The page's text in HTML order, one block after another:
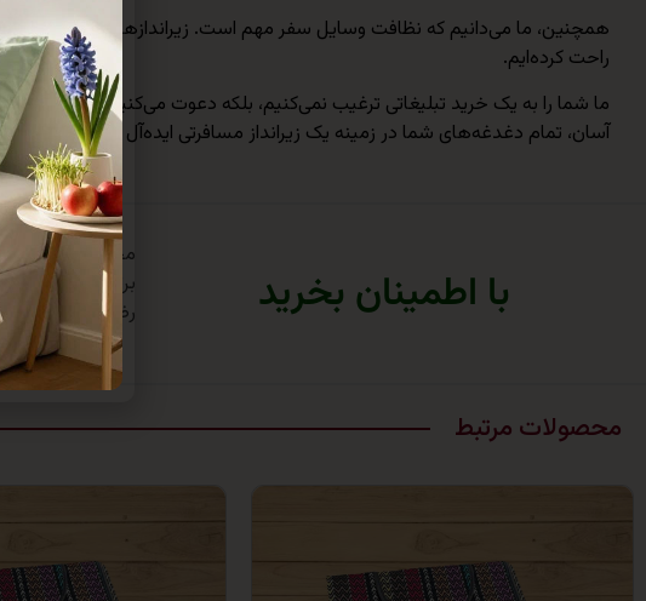
همچنین، ما می‌دانیم که نظافت وسایل سفر مهم است. زیراندازهای ما کاملاً
راحت کرده‌ایم.
آسان، تمام دغدغه‌های شما در زمینه یک زیرانداز مسافرتی ایده‌آل را برطرف می‌سازد.
با اطمینان بخرید
برتر استانی و
رضایت شما را از
محصولات مرتبط